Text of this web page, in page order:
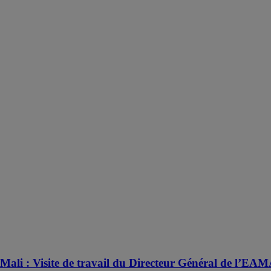
Mali : Visite de travail du Directeur Général de